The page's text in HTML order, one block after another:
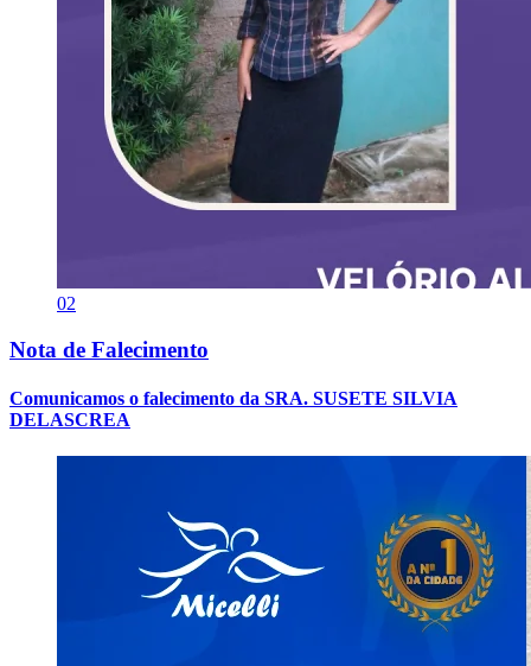
02
Nota de Falecimento
Comunicamos o falecimento da SRA. SUSETE SILVIA
DELASCREA